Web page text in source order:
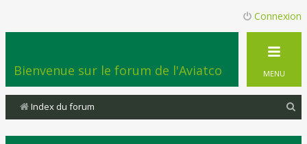
Connexion
Bienvenue sur le forum de l'Aviatco MENU
Index du forum